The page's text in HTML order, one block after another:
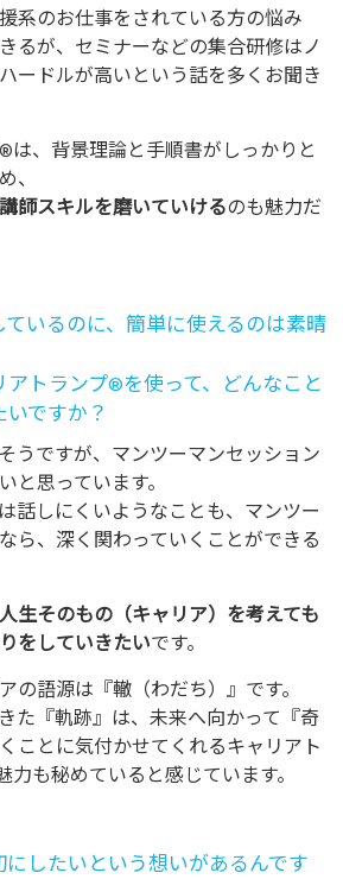
系のお仕事をされている方の悩み
るが、セミナーなどの集合研修はノ
ードルが高いという話を多くお聞き
は、背景理論と手順書がしっかりと
、
師スキルを磨いていけるのも魅力だ
ているのに、簡単に使えるのは素晴
アトランプ®を使って、どんなこと
ですか？
うですが、マンツーマンセッション
と思っています。
話しにくいようなことも、マンツー
ら、深く関わっていくことができる
生そのもの（キャリア）を考えても
をしていきたいです。
の語源は『轍（わだち）』です。
た『軌跡』は、未来へ向かって『奇
ことに気付かせてくれるキャリアト
も秘めていると感じています。
にしたいという想いがあるんです